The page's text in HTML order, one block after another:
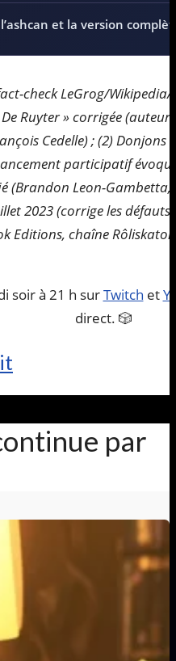
et la version
check LeGrog/Wikipedia/
Ruyter » corrigée
Cedelle) ; (2) Donjons
participatif
(Brandon Leon-Gambetta,
2023 (corrige les défauts
Editions, chaîne
soir à 21 h surTwitch et
direct. 🎲
par